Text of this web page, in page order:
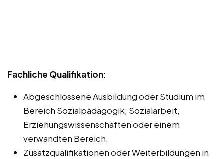
Fachliche Qualifikation:
Abgeschlossene Ausbildung oder Studium im
Bereich Sozialpädagogik, Sozialarbeit,
Erziehungswissenschaften oder einem
verwandten Bereich.
Zusatzqualifikationen oder Weiterbildungen in